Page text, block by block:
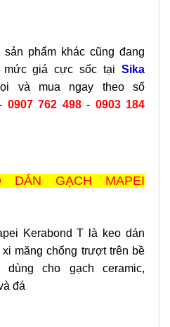
phẩm khác cũng đang
giá cực sốc tại Sika
và mua ngay theo số
0907 762 498 - 0903 184
GẠCH MAPEI
Kerabond T là keo dán
măng chống trượt trên bề
dùng cho gạch ceramic,
đá